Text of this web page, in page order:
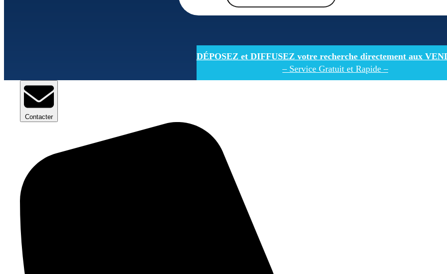
DÉPOSEZ et DIFFUSEZ votre recherche directement aux
– Service Gratuit et Rapide –
Contacter